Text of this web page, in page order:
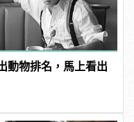
動物排名，馬上看出